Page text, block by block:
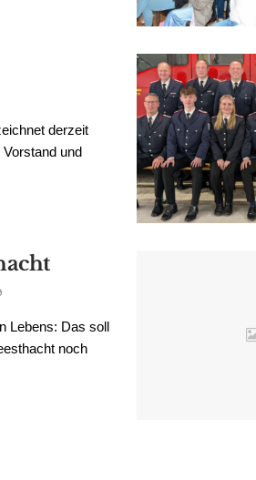
derzeit
und
Lebens: Das soll
noch